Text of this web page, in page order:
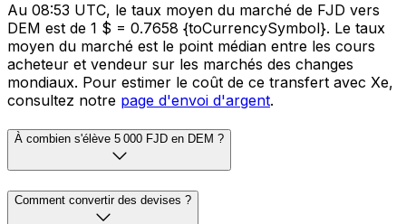
Au 08:53 UTC, le taux moyen du marché de FJD vers
DEM est de 1 $ = 0.7658 {toCurrencySymbol}. Le taux
moyen du marché est le point médian entre les cours
acheteur et vendeur sur les marchés des changes
mondiaux. Pour estimer le coût de ce transfert avec Xe,
consultez notre page d'envoi d'argent.
À combien s'élève 5 000 FJD en DEM ?
Comment convertir des devises ?